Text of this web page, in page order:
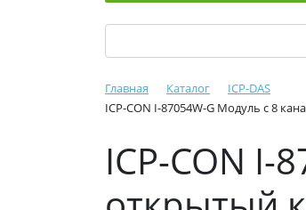
Главная Каталог
ICP-DAS
ICP-CON I-87054W-G Модуль с 8
ICP-CON I-